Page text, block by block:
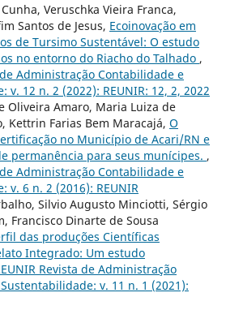
Veruschka Vieira Franca,
Santos de Jesus, Ecoinovação em
de Tursimo Sustentável: O estudo
no entorno do Riacho do Talhado ,
de Administração Contabilidade e
v. 12 n. 2 (2022): REUNIR: 12, 2, 2022
Oliveira Amaro, Maria Luiza de
Kettrin Farias Bem Maracajá, O
no Município de Acari/RN e
permanência para seus munícipes. ,
de Administração Contabilidade e
v. 6 n. 2 (2016): REUNIR
Silvio Augusto Minciotti, Sérgio
Francisco Dinarte de Sousa
das produções Científicas
Integrado: Um estudo
Revista de Administração
v. 11 n. 1 (2021):